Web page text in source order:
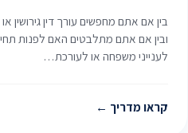
בין אם אתם מחפשים עורך דין גירושין או
ובין אם אתם מתלבטים האם לפנות
לענייני משפחה או לעורכת…
קראו מדריך